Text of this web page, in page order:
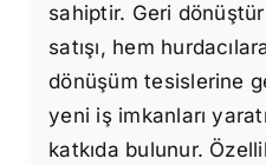
sahiptir. Geri
satışı, hem
dönüşüm tesislerine
yeni iş imkanları
katkıda bulunur.